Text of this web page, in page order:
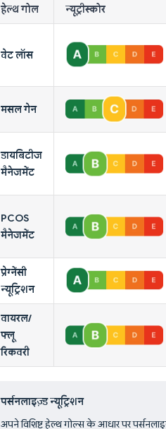
हेल्थ गोल न्यूट्रीस्कोर
वेट लॉस
मसल गेन
डायबिटीज
मैनेजमेंट
PCOS
मैनेजमेंट
प्रेग्नेंसी
न्यूट्रिशन
वायरल/
फ्लू
रिकवरी
पर्सनलाइज़्ड न्यूट्रिशन
अपने विशिष्ट हेल्थ गोल्स के आधार पर